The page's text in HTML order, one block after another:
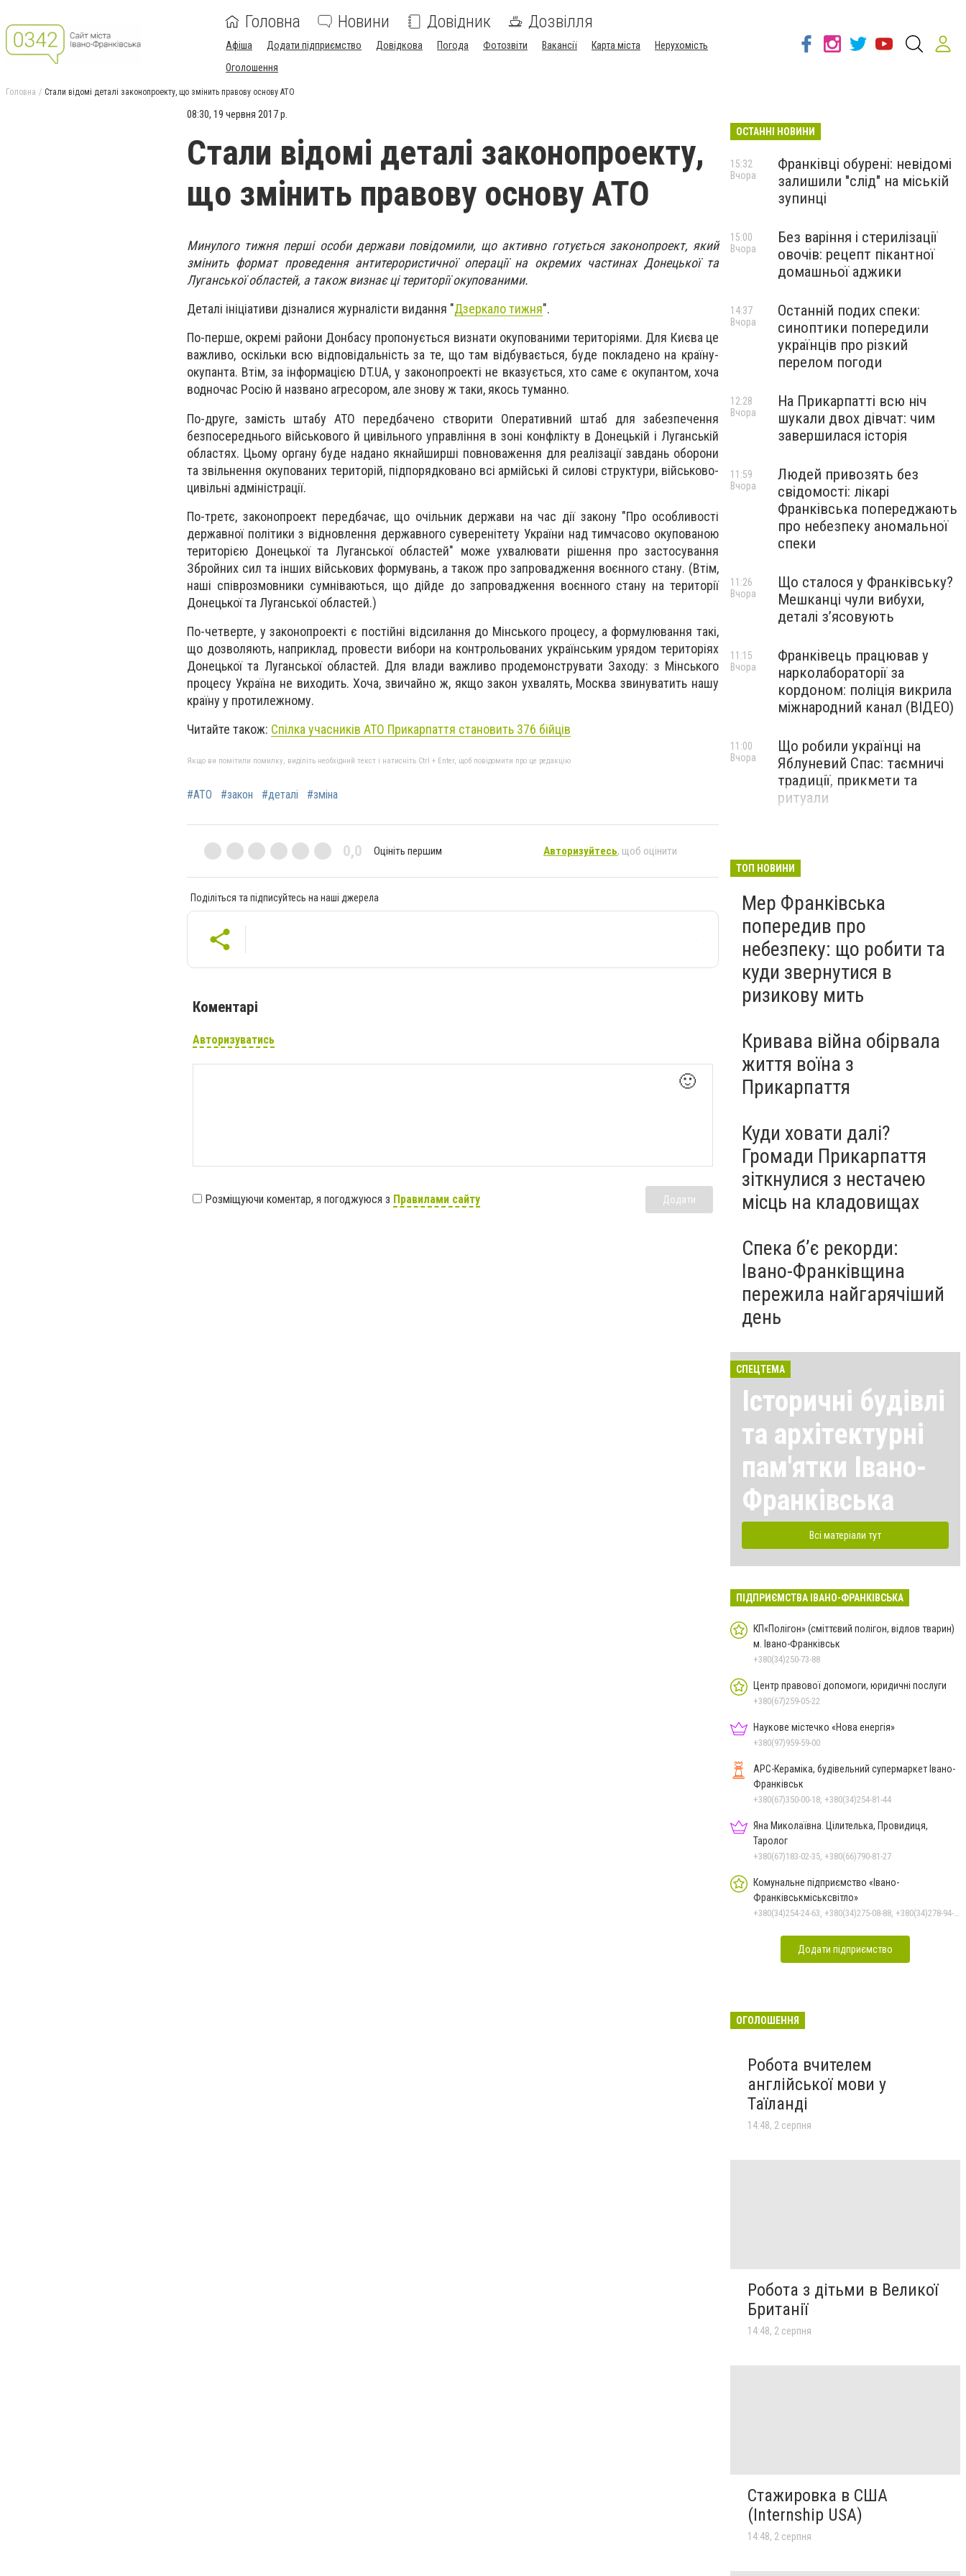
Головна Новини Довідник Дозвілля
Афіша Додати підприємство Довідкова Погода Фотозвіти Вакансії Карта міста
Нерухомість
Оголошення
Головна Стали відомі деталі законопроекту, що змінить правову основу АТО
08:30, 19 червня 2017 р.
Стали відомі деталі законопроекту,
що змінить правову основу АТО
Минулого тижня перші особи держави повідомили, що активно готується законопроект, який
змінить формат проведення антитерористичної операції на окремих частинах Донецької та
Луганської областей, а також визнає ці території окупованими.
Деталі ініціативи дізналися журналісти видання "Дзеркало тижня".
По-перше, окремі райони Донбасу пропонується визнати окупованими територіями. Для Києва це
важливо, оскільки всю відповідальність за те, що там відбувається, буде покладено на країну-
окупанта. Втім, за інформацією DT.UA, у законопроекті не вказується, хто саме є окупантом, хоча
водночас Росію й названо агресором, але знову ж таки, якось туманно.
По-друге, замість штабу АТО передбачено створити Оперативний штаб для забезпечення
безпосереднього військового й цивільного управління в зоні конфлікту в Донецькій і Луганській
областях. Цьому органу буде надано якнайширші повноваження для реалізації завдань оборони
та звільнення окупованих територій, підпорядковано всі армійські й силові структури, військово-
цивільні адміністрації.
По-третє, законопроект передбачає, що очільник держави на час дії закону "Про особливості
державної політики з відновлення державного суверенітету України над тимчасово окупованою
територією Донецької та Луганської областей" може ухвалювати рішення про застосування
Збройних сил та інших військових формувань, а також про запровадження воєнного стану. (Втім,
наші співрозмовники сумніваються, що дійде до запровадження воєнного стану на території
Донецької та Луганської областей.)
По-четверте, у законопроекті є постійні відсилання до Мінського процесу, а формулювання такі,
що дозволяють, наприклад, провести вибори на контрольованих українським урядом територіях
Донецької та Луганської областей. Для влади важливо продемонструвати Заходу: з Мінського
процесу Україна не виходить. Хоча, звичайно ж, якщо закон ухвалять, Москва звинуватить нашу
країну у протилежному.
Читайте також: Спілка учасників АТО Прикарпаття становить 376 бійців
Якщо ви помітили помилку, виділіть необхідний текст і натисніть Ctrl + Enter, щоб повідомити про це редакцію
#АТО #закон #деталі #зміна
0,0 Оцініть першим Авторизуйтесь, щоб оцінити
Поділіться та підписуйтесь на наші джерела
Коментарі
Авторизуватись
🙂
Розміщуючи коментар, я погоджуюся з Правилами сайту Додати
ОСТАННІ НОВИНИ
Франківці обурені: невідомі
залишили "слід" на міській
зупинці
15:32
Вчора
Без варіння і стерилізації
овочів: рецепт пікантної
домашньої аджики
15:00
Вчора
Останній подих спеки:
синоптики попередили
українців про різкий
перелом погоди
14:37
Вчора
На Прикарпатті всю ніч
шукали двох дівчат: чим
завершилася історія
12:28
Вчора
Людей привозять без
свідомості: лікарі
Франківська попереджають
про небезпеку аномальної
спеки
11:59
Вчора
Що сталося у Франківську?
Мешканці чули вибухи,
деталі з’ясовують
11:26
Вчора
Франківець працював у
нарколабораторії за
кордоном: поліція викрила
міжнародний канал (ВІДЕО)
11:15
Вчора
Що робили українці на
Яблуневий Спас: таємничі
традиції, прикмети та
ритуали
11:00
Вчора
ТОП НОВИНИ
Мер Франківська
попередив про
небезпеку: що робити та
куди звернутися в
ризикову мить
Кривава війна обірвала
життя воїна з
Прикарпаття
Куди ховати далі?
Громади Прикарпаття
зіткнулися з нестачею
місць на кладовищах
Спека б’є рекорди:
Івано-Франківщина
пережила найгарячіший
день
СПЕЦТЕМА
Історичні будівлі
та архітектурні
пам'ятки Івано-
Франківська
Всі матеріали тут
ПІДПРИЄМСТВА ІВАНО-ФРАНКІВСЬКА
КП«Полігон» (сміттєвий полігон, відлов тварин)
м. Івано-Франківськ
+380(34)250-73-88
Центр правової допомоги, юридичні послуги
+380(67)259-05-22
Наукове містечко «Нова енергія»
+380(97)959-59-00
АРС-Кераміка, будівельний супермаркет Івано-
Франківськ
+380(67)350-00-18, +380(34)254-81-44
Яна Миколаївна. Цілителька, Провидиця,
Таролог
+380(67)183-02-35, +380(66)790-81-27
Комунальне підприємство «Івано-
Франківськміськсвітло»
Додати підприємство
ОГОЛОШЕННЯ
Робота вчителем
англійської мови у
Таїланді
14:48, 2 серпня
Робота з дітьми в Великої
Британії
14:48, 2 серпня
Стажировка в США
(Internship USA)
14:48, 2 серпня